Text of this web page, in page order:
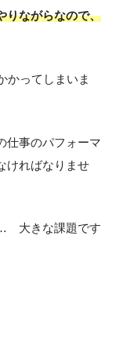
りながらなので、
かってしまいま
仕事のパフォーマ
ければなりませ
… 大きな課題です